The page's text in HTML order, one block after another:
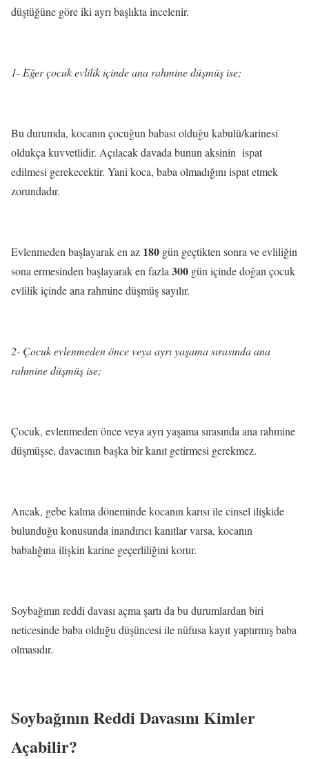
düştüğüne göre iki ayrı başlıkta incelenir.
1- Eğer çocuk evlilik içinde ana rahmine düşmüş ise;
Bu durumda, kocanın çocuğun babası olduğu kabulü/karinesi
oldukça kuvvetlidir. Açılacak davada bunun aksinin ispat
edilmesi gerekecektir. Yani koca, baba olmadığını ispat etmek
zorundadır.
Evlenmeden başlayarak en az 180 gün geçtikten sonra ve evliliğin
sona ermesinden başlayarak en fazla 300 gün içinde doğan çocuk
evlilik içinde ana rahmine düşmüş sayılır.
2- Çocuk evlenmeden önce veya ayrı yaşama sırasında ana
rahmine düşmüş ise;
Çocuk, evlenmeden önce veya ayrı yaşama sırasında ana rahmine
düşmüşse, davacının başka bir kanıt getirmesi gerekmez.
Ancak, gebe kalma döneminde kocanın karısı ile cinsel ilişkide
bulunduğu konusunda inandırıcı kanıtlar varsa, kocanın
babalığına ilişkin karine geçerliliğini korur.
Soybağının reddi davası açma şartı da bu durumlardan biri
neticesinde baba olduğu düşüncesi ile nüfusa kayıt yaptırmış baba
olmasıdır.
Soybağının Reddi Davasını Kimler
Açabilir?